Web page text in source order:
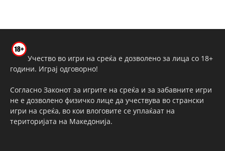
Учество во игри на среќа е дозволено за лица со 18+
години. Играј одговорно!
Согласно Законот за игрите на среќа и за забавните игри
не е дозволено физичко лице да учествува во странски
игри на среќа, во кои влоговите се уплаќаат на
територијата на Македонија.